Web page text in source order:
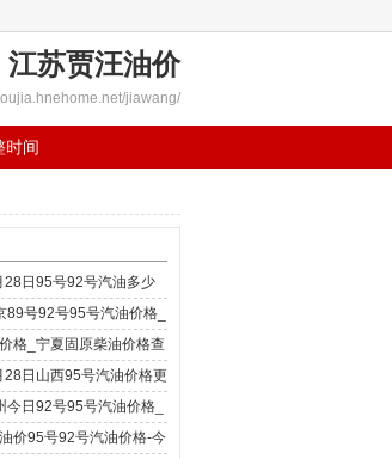
江苏贾汪油价
jiawang/
时间
日95号92号汽油多少
号92号95号汽油价格_
格_宁夏固原柴油价格查
日山西95号汽油价格更
日92号95号汽油价格_
价95号92号汽油价格-今